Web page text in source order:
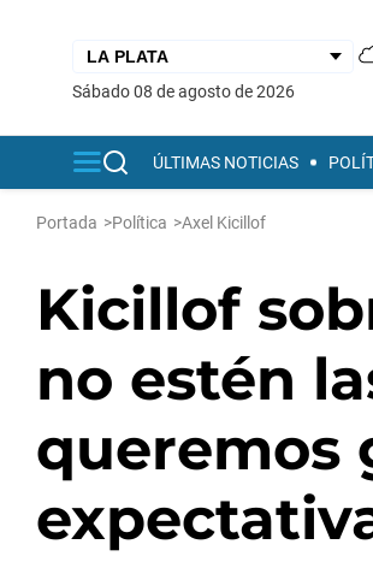
sábado 08 de agosto de 2026
ÚLTIMAS NOTICIAS
Portada >Política >Axel Kicillof
Kicillof
no estén
queremos